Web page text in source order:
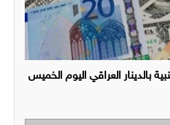
بالدينار العراقي اليوم الخميس